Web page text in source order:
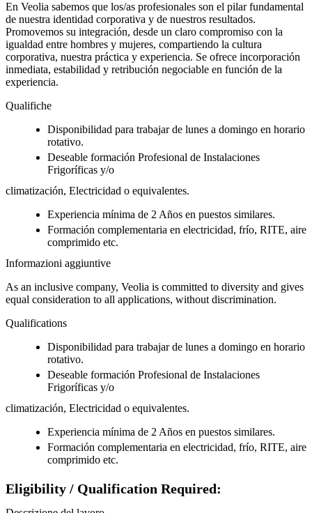
En Veolia sabemos que los/as profesionales son el pilar fundamental
de nuestra identidad corporativa y de nuestros resultados.
Promovemos su integración, desde un claro compromiso con la
igualdad entre hombres y mujeres, compartiendo la cultura
corporativa, nuestra práctica y experiencia. Se ofrece incorporación
inmediata, estabilidad y retribución negociable en función de la
experiencia.
Qualifiche
Disponibilidad para trabajar de lunes a domingo en horario
rotativo.
Deseable formación Profesional de Instalaciones
Frigoríficas y/o
climatización, Electricidad o equivalentes.
Experiencia mínima de 2 Años en puestos similares.
Formación complementaria en electricidad, frío, RITE, aire
comprimido etc.
Informazioni aggiuntive
As an inclusive company, Veolia is committed to diversity and gives
equal consideration to all applications, without discrimination.
Qualifications
Disponibilidad para trabajar de lunes a domingo en horario
rotativo.
Deseable formación Profesional de Instalaciones
Frigoríficas y/o
climatización, Electricidad o equivalentes.
Experiencia mínima de 2 Años en puestos similares.
Formación complementaria en electricidad, frío, RITE, aire
comprimido etc.
Eligibility / Qualification Required: